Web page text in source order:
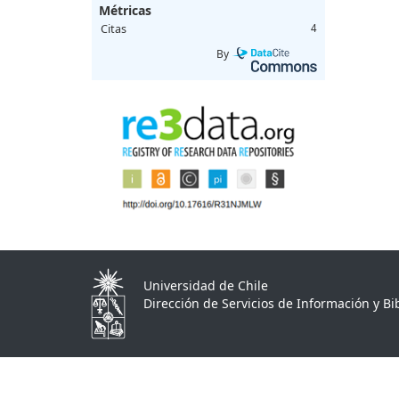
Métricas
Citas 4
By
Universidad de Chile
Dirección de Servicios de Información y